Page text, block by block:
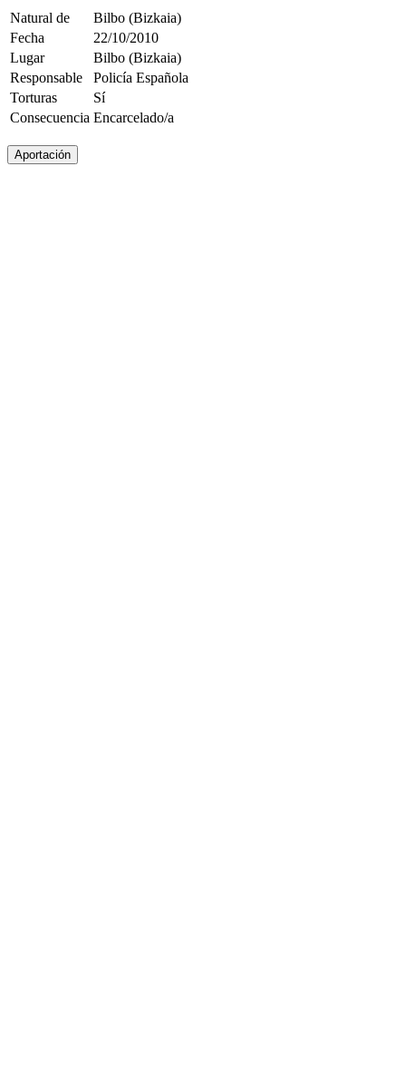
Natural de
Bilbo (Bizkaia)
Fecha
22/10/2010
Lugar
Bilbo (Bizkaia)
Responsable
Policía Española
Torturas
Sí
Consecuencia Encarcelado/a